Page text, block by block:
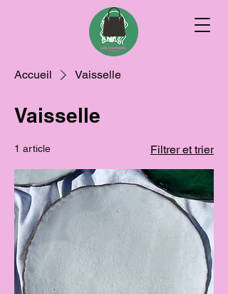
Accueil Vaisselle
Vaisselle
1 article Filtrer et trier